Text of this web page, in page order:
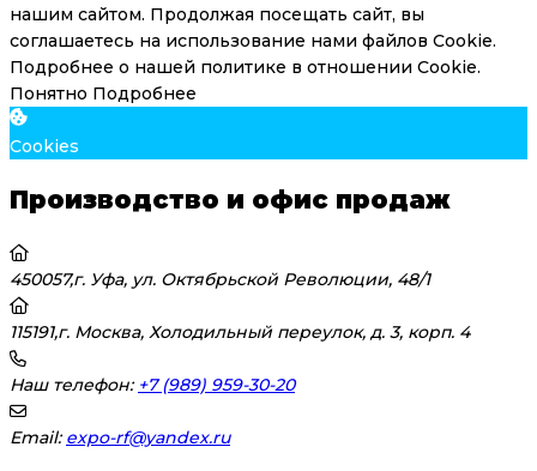
нашим сайтом. Продолжая посещать сайт, вы
соглашаетесь на использование нами файлов Cookie.
Подробнее о нашей политике в отношении Cookie.
Понятно Подробнее
Cookies
Производство и офис продаж
450057,г. Уфа, ул. Октябрьской Революции, 48/1
115191,г. Москва, Холодильный переулок, д. 3, корп. 4
Наш телефон: +7 (989) 959-30-20
Email: expo-rf@yandex.ru